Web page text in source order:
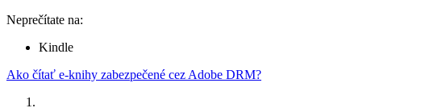
Neprečítate na:
Kindle
Ako čítať e-knihy zabezpečené cez Adobe DRM?